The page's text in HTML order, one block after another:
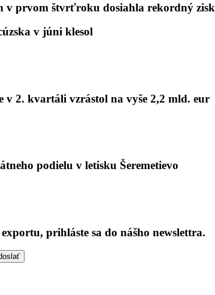
v prvom štvrťroku dosiahla rekordný zisk
v júni klesol
v 2. kvartáli vzrástol na vyše 2,2 mld. eur
podielu v letisku Šeremetievo
prihláste sa do nášho newslettra.